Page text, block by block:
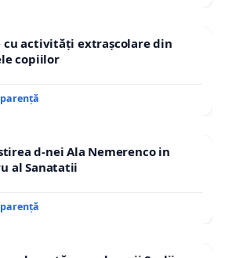
cu activități extrașcolare din
copiilor
d-nei Ala Nemerenco in
al Sanatatii